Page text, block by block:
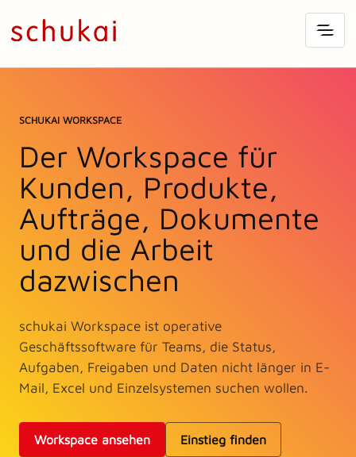
SCHUKAI WORKSPACE
Der Workspace für
Kunden, Produkte,
Aufträge, Dokumente
und die Arbeit
dazwischen
schukai Workspace ist operative
Geschäftssoftware für Teams, die Status,
Aufgaben, Freigaben und Daten nicht länger in E-
Mail, Excel und Einzelsystemen suchen wollen.
Workspace ansehen Einstieg finden